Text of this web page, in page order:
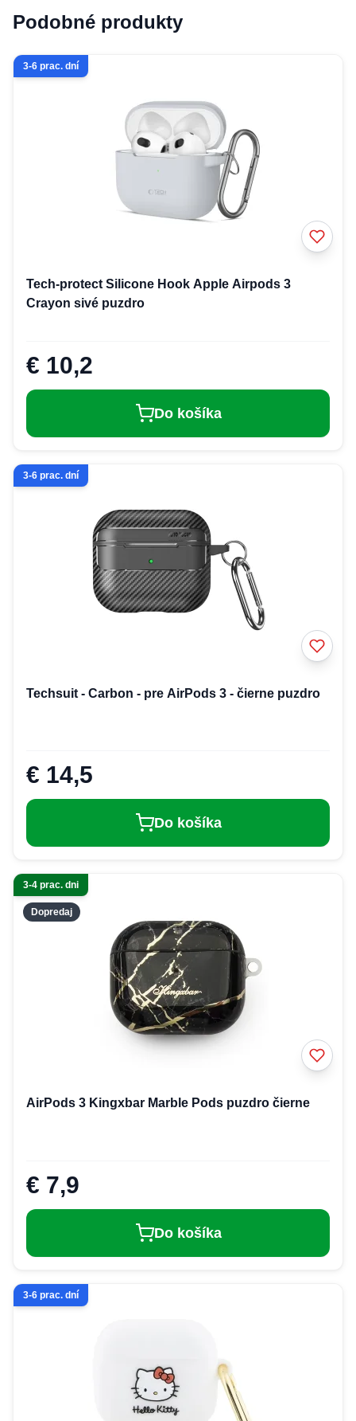
Podobné produkty
3-6 prac. dní
Tech-protect Silicone Hook Apple Airpods 3
Crayon sivé puzdro
€ 10,2
Do košíka
3-6 prac. dní
Techsuit - Carbon - pre AirPods 3 - čierne puzdro
€ 14,5
Do košíka
Dopredaj
3-4 prac. dni
AirPods 3 Kingxbar Marble Pods puzdro čierne
€ 7,9
Do košíka
3-6 prac. dní